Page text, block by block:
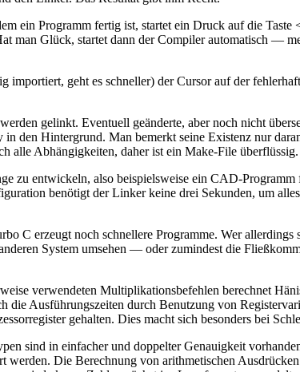
ein Programm fertig ist, startet ein Druck auf die Taste
man Glück, startet dann der Compiler automatisch —
geht es schneller) der Cursor auf der
gelinkt. Eventuell geänderte, aber noch nicht
den Hintergrund. Man bemerkt seine Existenz nur
alle Abhängigkeiten, daher ist ein Make-File überflüssig.
zu entwickeln, also beispielsweise ein CAD-
benötigt der Linker keine drei Sekunden, um
C erzeugt noch schnellere Programme. Wer
System umsehen — oder zumindest die
verwendeten Multiplikationsbefehlen berechnet
die Ausführungszeiten durch Benutzung von
gehalten. Dies macht sich besonders bei
sind in einfacher und doppelter Genauigkeit
Die Berechnung von arithmetischen